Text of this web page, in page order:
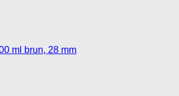
ml brun, 28 mm